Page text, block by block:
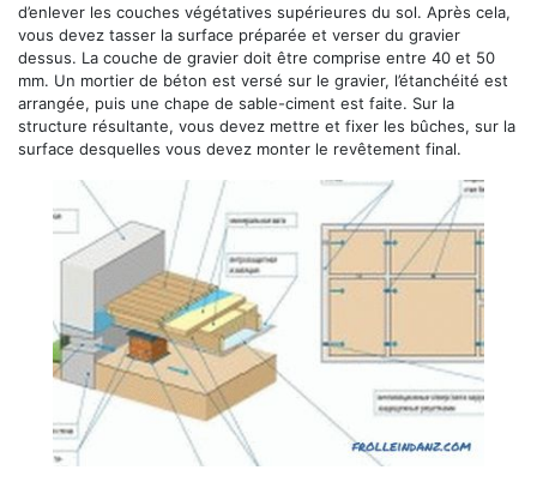
d’enlever les couches végétatives supérieures du sol. Après cela,
vous devez tasser la surface préparée et verser du gravier
dessus. La couche de gravier doit être comprise entre 40 et 50
mm. Un mortier de béton est versé sur le gravier, l’étanchéité est
arrangée, puis une chape de sable-ciment est faite. Sur la
structure résultante, vous devez mettre et fixer les bûches, sur la
surface desquelles vous devez monter le revêtement final.